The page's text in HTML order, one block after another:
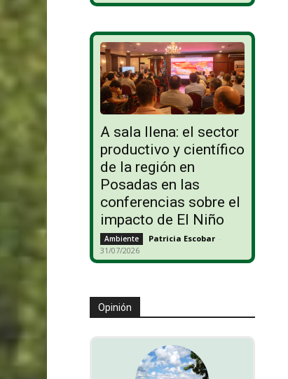
A sala llena: el sector
productivo y científico
de la región en
Posadas en las
conferencias sobre el
impacto de El Niño
Ambiente Patricia Escobar -
31/07/2026
Opinión